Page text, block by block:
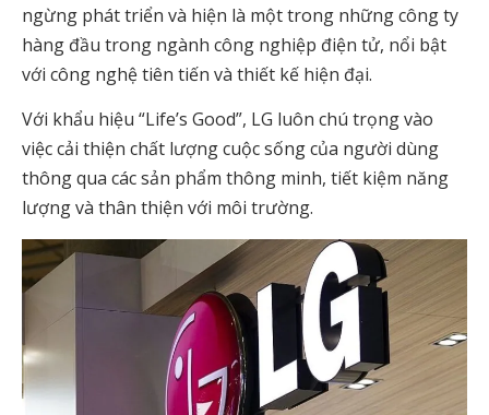
ngừng phát triển và hiện là một trong những công ty
hàng đầu trong ngành công nghiệp điện tử, nổi bật
với công nghệ tiên tiến và thiết kế hiện đại.
Với khẩu hiệu “Life’s Good”, LG luôn chú trọng vào
việc cải thiện chất lượng cuộc sống của người dùng
thông qua các sản phẩm thông minh, tiết kiệm năng
lượng và thân thiện với môi trường.